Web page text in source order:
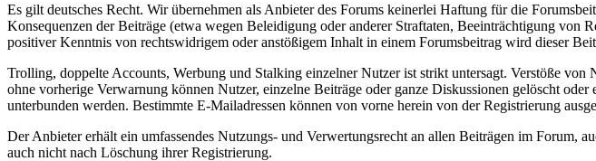
Es gilt deutsches Recht. Wir übernehmen als Anbieter des Forums keinerlei Haftung für die
Konsequenzen der Beiträge (etwa wegen Beleidigung oder anderer Straftaten, Beeinträchtigung
positiver Kenntnis von rechtswidrigem oder anstößigem Inhalt in einem Forumsbeitrag wird dieser
Trolling, doppelte Accounts, Werbung und Stalking einzelner Nutzer ist strikt untersagt. Verstöße
ohne vorherige Verwarnung können Nutzer, einzelne Beiträge oder ganze Diskussionen gelöscht
unterbunden werden. Bestimmte E-Mailadressen können von vorne herein von der Registrierung
Der Anbieter erhält ein umfassendes Nutzungs- und Verwertungsrecht an allen Beiträgen im Forum,
auch nicht nach Löschung ihrer Registrierung.